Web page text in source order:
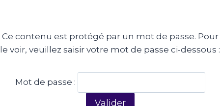
Ce contenu est protégé par un mot de passe. Pour
le voir, veuillez saisir votre mot de passe ci-dessous :
Mot de passe :